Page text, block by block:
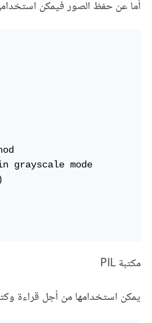
أما عن حفظ الصور فيمكن
grayscale mode
مكتبة PIL
يمكن استخدامها من أجل قراءة